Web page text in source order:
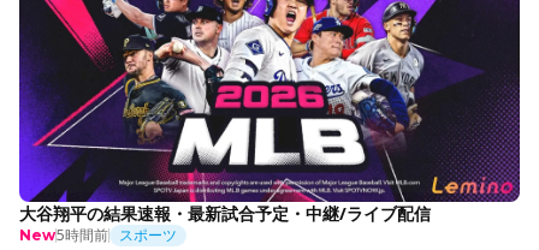
大谷翔平の結果速報・最新試合予定・中継/ライブ配信
New5時間前 スポーツ